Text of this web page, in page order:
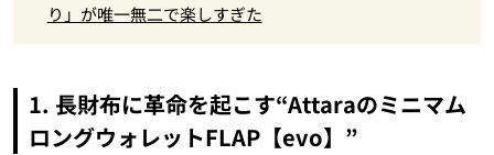
り」が唯一無二で楽しすぎた
1. 長財布に革命を起こす“Attaraのミニマム
ロングウォレットFLAP【evo】”